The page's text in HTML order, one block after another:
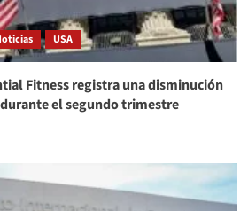
USA
Fitness registra una disminución
el segundo trimestre